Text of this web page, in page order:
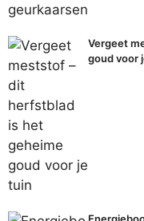
Vergeet
goud voor